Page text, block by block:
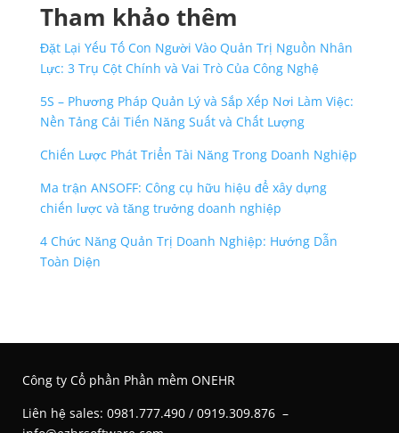
Tham khảo thêm
Đặt Lại Yếu Tố Con Người Vào Quản Trị Nguồn Nhân
Lực: 3 Trụ Cột Chính và Vai Trò Của Công Nghệ
5S – Phương Pháp Quản Lý và Sắp Xếp Nơi Làm Việc:
Nền Tảng Cải Tiến Năng Suất và Chất Lượng
Chiến Lược Phát Triển Tài Năng Trong Doanh Nghiệp
Ma trận ANSOFF: Công cụ hữu hiệu để xây dựng
chiến lược và tăng trưởng doanh nghiệp
4 Chức Năng Quản Trị Doanh Nghiệp: Hướng Dẫn
Toàn Diện
Công ty Cổ phần Phần mềm ONEHR
Liên hệ sales: 0981.777.490 / 0919.309.876 –